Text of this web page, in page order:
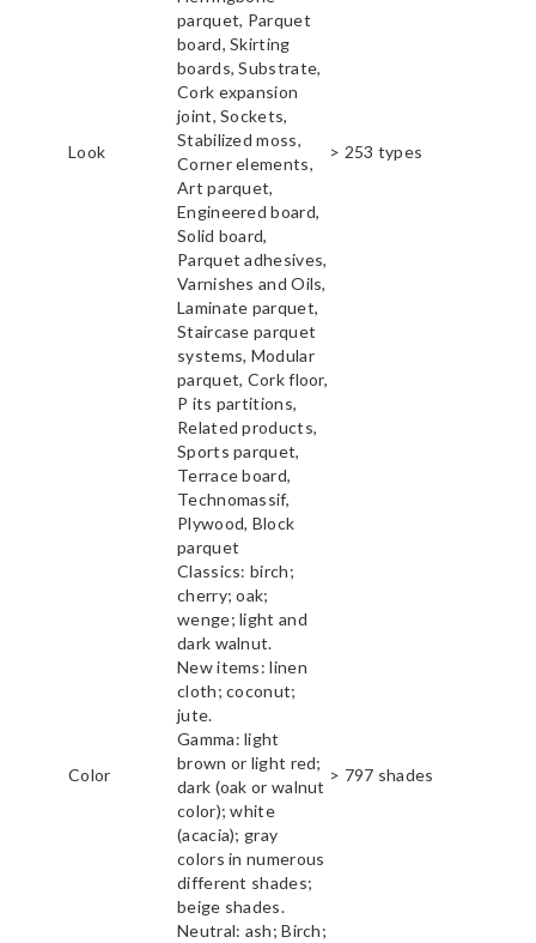
Look
parquet, Parquet
board, Skirting
boards, Substrate,
Cork expansion
joint, Sockets,
Stabilized moss,
Corner elements,
Art parquet,
Engineered board,
Solid board,
Parquet adhesives,
Varnishes and Oils,
Laminate parquet,
Staircase parquet
systems, Modular
parquet, Cork floor,
P its partitions,
Related products,
Sports parquet,
Terrace board,
Technomassif,
Plywood, Block
parquet
> 253 types
Color
Classics: birch;
cherry; oak;
wenge; light and
dark walnut.
New items: linen
cloth; coconut;
jute.
Gamma: light
brown or light red;
dark (oak or walnut
color); white
(acacia); gray
colors in numerous
different shades;
beige shades.
Neutral: ash; Birch;
> 797 shades